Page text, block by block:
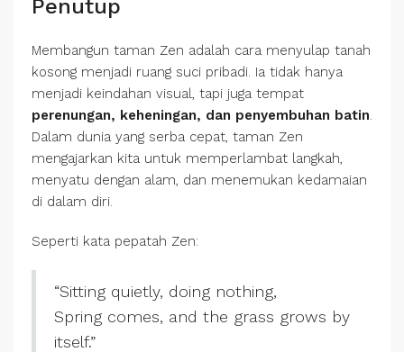
Penutup
Membangun taman Zen adalah cara menyulap tanah
kosong menjadi ruang suci pribadi. Ia tidak hanya
menjadi keindahan visual, tapi juga tempat
perenungan, keheningan, dan penyembuhan batin.
Dalam dunia yang serba cepat, taman Zen
mengajarkan kita untuk memperlambat langkah,
menyatu dengan alam, dan menemukan kedamaian
di dalam diri.
Seperti kata pepatah Zen:
“Sitting quietly, doing nothing,
Spring comes, and the grass grows by
itself.”